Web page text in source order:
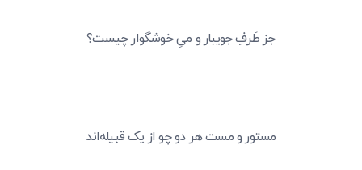
جز طَرفِ جویبار و میِ خوشگوار چیست؟
مستور و مست هر دو چو از یک قبیله‌اند